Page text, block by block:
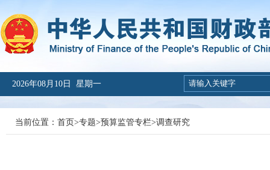
2026年08月10日 星期一
当前位置： 首页>专题>预算监管专栏>调查研究